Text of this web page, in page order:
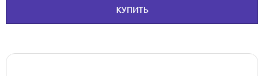
КУПИТЬ